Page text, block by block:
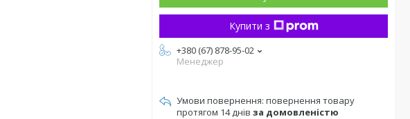
Купити з
+380 (67) 878-95-02
Менеджер
повернення товару
протягом 14 днів за домовленістю